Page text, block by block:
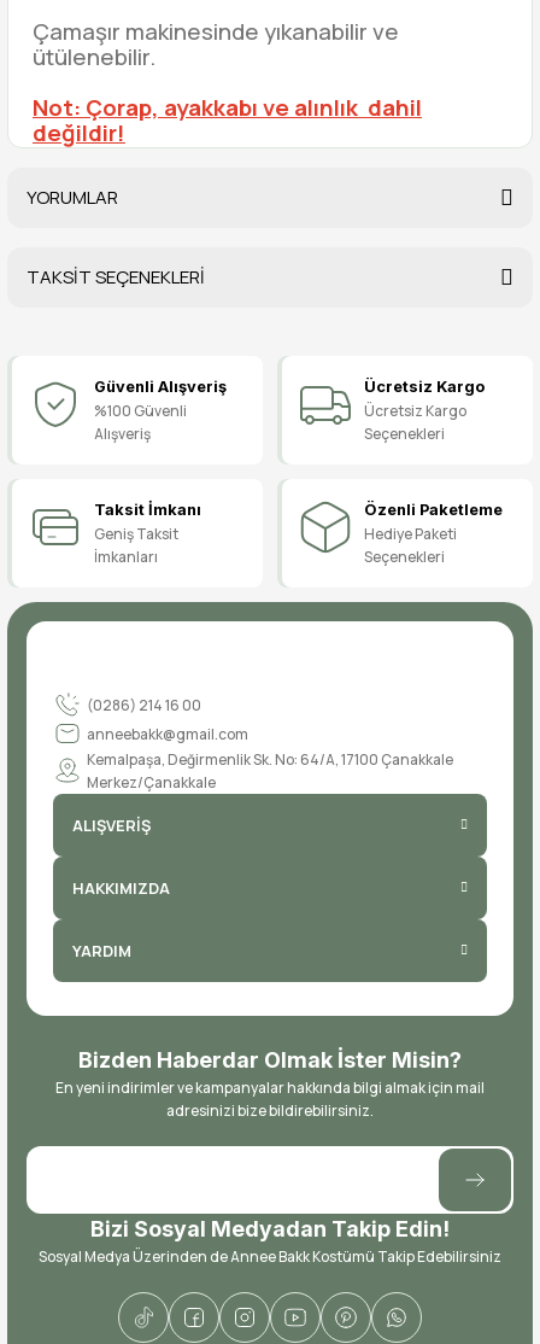
Çamaşır makinesinde yıkanabilir ve
ütülenebilir.
Not: Çorap, ayakkabı ve alınlık dahil
değildir!
YORUMLAR
Yorum Yaz
TAKSİT SEÇENEKLERİ
Güvenli Alışveriş
%100 Güvenli
Alışveriş
Ücretsiz Kargo
Ücretsiz Kargo
Seçenekleri
Taksit İmkanı
Geniş Taksit
İmkanları
Özenli Paketleme
Hediye Paketi
Seçenekleri
(0286) 214 16 00
anneebakk@gmail.com
Kemalpaşa, Değirmenlik Sk. No: 64/A, 17100 Çanakkale
Merkez/Çanakkale
ALIŞVERİŞ
HAKKIMIZDA
YARDIM
Bizden Haberdar Olmak İster Misin?
En yeni indirimler ve kampanyalar hakkında bilgi almak için mail
adresinizi bize bildirebilirsiniz.
Bizi Sosyal Medyadan Takip Edin!
Sosyal Medya Üzerinden de Annee Bakk Kostümü Takip Edebilirsiniz